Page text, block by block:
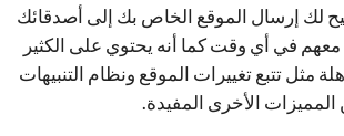
لك إرسال الموقع الخاص بك إلى أصدقائك
معهم في أي وقت كما أنه يحتوي على الكثير
مثل تتبع تغييرات الموقع ونظام التنبيهات
المميزات الأخرى المفيدة.